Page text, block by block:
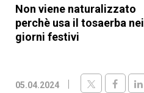
Non viene naturalizzato
perchè usa il tosaerba nei
giorni festivi
05.04.2024